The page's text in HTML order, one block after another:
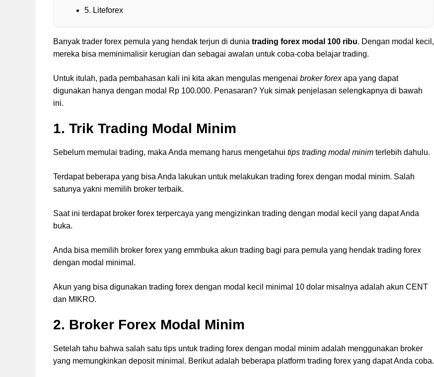
5. Liteforex
Banyak trader forex pemula yang hendak terjun di dunia trading forex modal 100 ribu. Dengan modal kecil,
mereka bisa meminimalisir kerugian dan sebagai awalan untuk coba-coba belajar trading.
Untuk itulah, pada pembahasan kali ini kita akan mengulas mengenai broker forexapa yang dapat
digunakan hanya dengan modal Rp 100.000. Penasaran? Yuk simak penjelasan selengkapnya di bawah
ini.
1. Trik Trading Modal Minim
Sebelum memulai trading, maka Anda memang harus mengetahui tips trading modal minim terlebih dahulu.
Terdapat beberapa yang bisa Anda lakukan untuk melakukan trading forex dengan modal minim. Salah
satunya yakni memilih broker terbaik.
Saat ini terdapat broker forex terpercaya yang mengizinkan trading dengan modal kecil yang dapat Anda
buka.
Anda bisa memilih broker forex yang emmbuka akun trading bagi para pemula yang hendak trading forex
dengan modal minimal.
Akun yang bisa digunakan trading forex dengan modal kecil minimal 10 dolar misalnya adalah akun CENT
dan MIKRO.
2. Broker Forex Modal Minim
Setelah tahu bahwa salah satu tips untuk trading forex dengan modal minim adalah menggunakan broker
yang memungkinkan deposit minimal. Berikut adalah beberapa platform trading forex yang dapat Anda coba.